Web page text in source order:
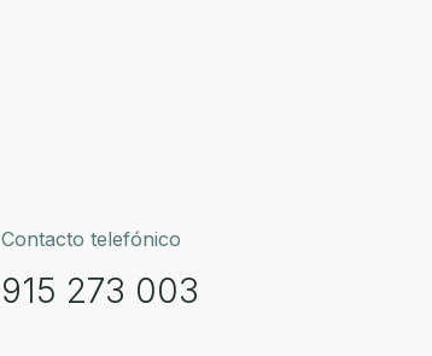
Contacto telefónico
915 273 003